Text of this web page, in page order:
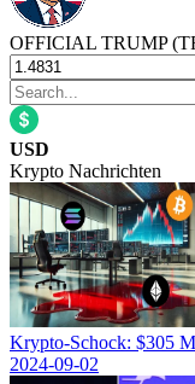
OFFICIAL TRUMP
USD
Krypto Nachrichten
Krypto-Schock: $305
2024-09-02